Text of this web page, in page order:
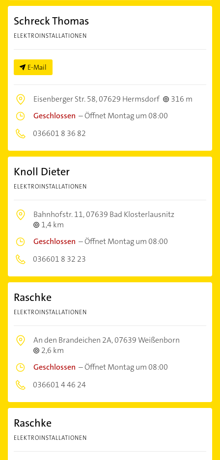
Schreck Thomas
ELEKTROINSTALLATIONEN
E-Mail
Eisenberger Str. 58,07629 Hermsdorf
316 m
Geschlossen –Öffnet Montag um 08:00
036601 8 36 82
Knoll Dieter
ELEKTROINSTALLATIONEN
Bahnhofstr. 11,07639 Bad Klosterlausnitz
1,4 km
Geschlossen –Öffnet Montag um 08:00
036601 8 32 23
Raschke
ELEKTROINSTALLATIONEN
An den Brandeichen 2A,07639 Weißenborn
2,6 km
Geschlossen –Öffnet Montag um 08:00
036601 4 46 24
Raschke
ELEKTROINSTALLATIONEN